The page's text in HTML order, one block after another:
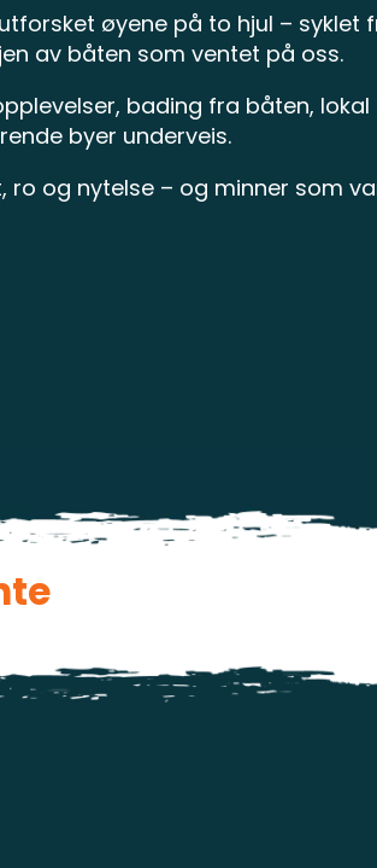
øyene på to hjul – syklet
av båten som ventet på oss.
bading fra båten, lokal
byer underveis.
ro og nytelse – og minner som